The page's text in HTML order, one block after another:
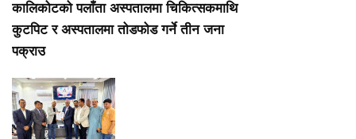
कालिकोटको पलाँता अस्पतालमा चिकित्सकमाथि
कुटपिट र अस्पतालमा तोडफोड गर्ने तीन जना
पक्राउ